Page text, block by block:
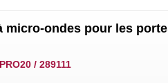
micro-ondes pour les
/ 289111